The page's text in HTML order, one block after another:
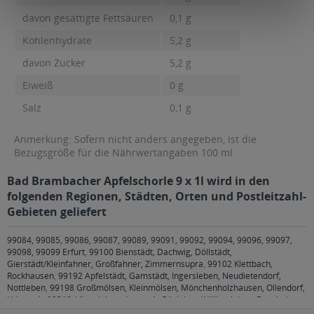
davon gesättigte Fettsäuren
0,1 g
Kohlenhydrate
5,2 g
davon Zucker
5,2 g
Eiweiß
0 g
Salz
0,1 g
Anmerkung: Sofern nicht anders angegeben, ist die
Bezugsgröße für die Nährwertangaben 100 ml
Bad Brambacher Apfelschorle 9 x 1l wird in den
folgenden Regionen, Städten, Orten und Postleitzahl-
Gebieten geliefert
99084, 99085, 99086, 99087, 99089, 99091, 99092, 99094, 99096, 99097,
99098, 99099 Erfurt, 99100 Bienstädt, Dachwig, Döllstädt,
Gierstädt/Kleinfahner, Großfahner, Zimmernsupra, 99102 Klettbach,
Rockhausen, 99192 Apfelstädt, Gamstädt, Ingersleben, Neudietendorf,
Nottleben, 99198 Großmölsen, Kleinmölsen, Mönchenholzhausen, Ollendorf,
Udestedt
99310 Alkersleben, Arnstadt, Bösleben-Wüllersleben, Dornheim,